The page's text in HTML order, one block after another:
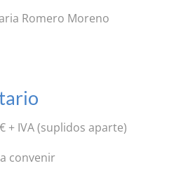
comunes en herencias
en el ámbito de las
+ IVA(suplidos aparte)
convenir